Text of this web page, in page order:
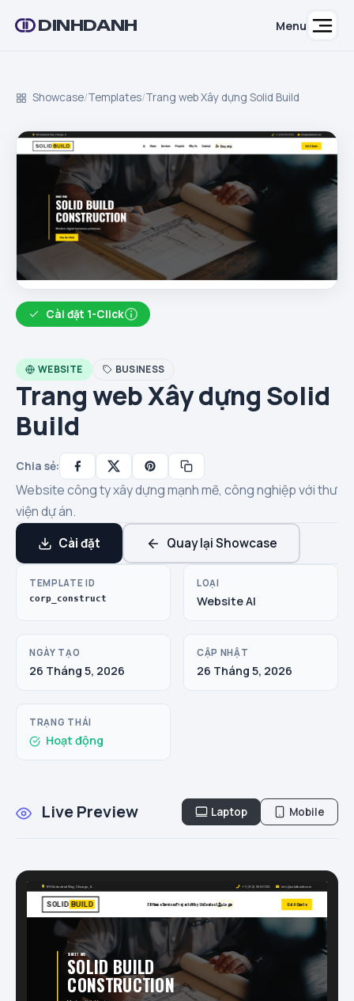
DINHDANH Menu
Showcase/Templates/Trang web Xây dựng Solid Build
Cài đặt 1-Click
WEBSITE BUSINESS
Trang web Xây dựng Solid
Build
Chia sẻ:
Website công ty xây dựng mạnh mẽ, công nghiệp với thư
viện dự án.
Cài đặt Quay lại Showcase
TEMPLATE ID
corp_construct
LOẠI
Website AI
NGÀY TẠO
26 Tháng 5, 2026
CẬP NHẬT
26 Tháng 5, 2026
TRẠNG THÁI
Hoạt động
Live Preview Laptop Mobile